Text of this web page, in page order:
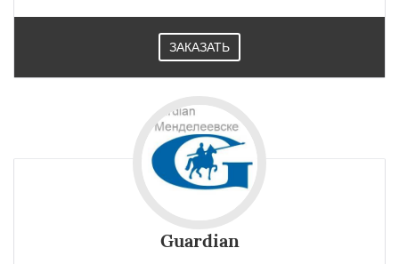
ЗАКАЗАТЬ
Guardian